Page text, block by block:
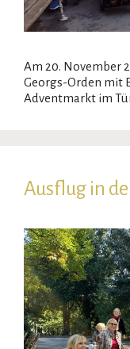
Am 20. November
Georgs-Orden mit
Adventmarkt im
Ausflug in